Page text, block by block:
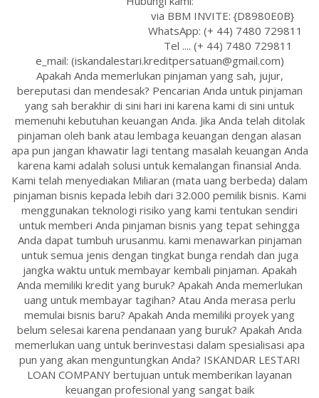
via BBM INVITE: {D8980E0B}
WhatsApp: (+ 44) 7480 729811
Tel .... (+ 44) 7480 729811
e_mail: (iskandalestari.kreditpersatuan@gmail.com)
Apakah Anda memerlukan pinjaman yang sah, jujur,
bereputasi dan mendesak? Pencarian Anda untuk pinjaman
yang sah berakhir di sini hari ini karena kami di sini untuk
memenuhi kebutuhan keuangan Anda. Jika Anda telah ditolak
pinjaman oleh bank atau lembaga keuangan dengan alasan
apa pun jangan khawatir lagi tentang masalah keuangan Anda
karena kami adalah solusi untuk kemalangan finansial Anda.
Kami telah menyediakan Miliaran (mata uang berbeda) dalam
pinjaman bisnis kepada lebih dari 32.000 pemilik bisnis. Kami
menggunakan teknologi risiko yang kami tentukan sendiri
untuk memberi Anda pinjaman bisnis yang tepat sehingga
Anda dapat tumbuh urusanmu. kami menawarkan pinjaman
untuk semua jenis dengan tingkat bunga rendah dan juga
jangka waktu untuk membayar kembali pinjaman. Apakah
Anda memiliki kredit yang buruk? Apakah Anda memerlukan
uang untuk membayar tagihan? Atau Anda merasa perlu
memulai bisnis baru? Apakah Anda memiliki proyek yang
belum selesai karena pendanaan yang buruk? Apakah Anda
memerlukan uang untuk berinvestasi dalam spesialisasi apa
pun yang akan menguntungkan Anda? ISKANDAR LESTARI
LOAN COMPANY bertujuan untuk memberikan layanan
keuangan profesional yang sangat baik